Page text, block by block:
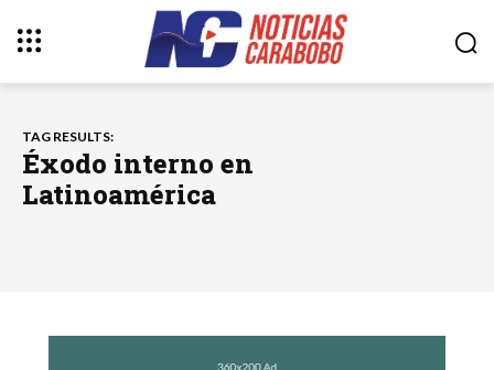
TAG RESULTS:
‎Éxodo interno en
Latinoamérica